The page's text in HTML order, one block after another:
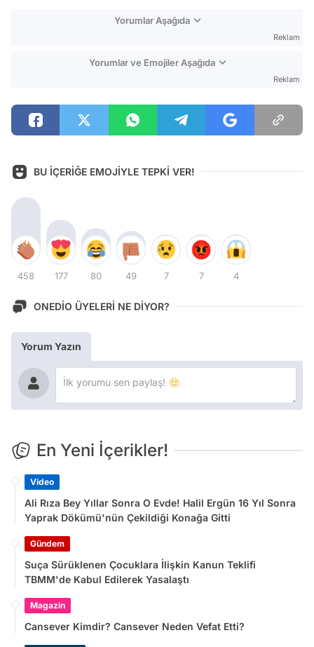
Yorumlar Aşağıda
Reklam
Yorumlar ve Emojiler Aşağıda
Reklam
BU İÇERİĞE EMOJİYLE TEPKİ VER!
458 177 80 49 7 7 4
ONEDİO ÜYELERİ NE DİYOR?
Yorum Yazın
En Yeni İçerikler!
Video
Ali Rıza Bey Yıllar Sonra O Evde! Halil Ergün 16 Yıl Sonra
Yaprak Dökümü'nün Çekildiği Konağa Gitti
Gündem
Suça Sürüklenen Çocuklara İlişkin Kanun Teklifi
TBMM'de Kabul Edilerek Yasalaştı
Magazin
Cansever Kimdir? Cansever Neden Vefat Etti?